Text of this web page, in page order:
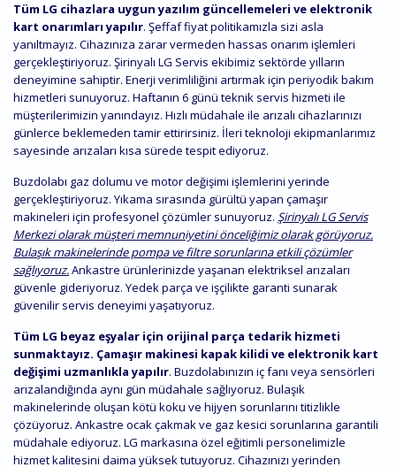
Tüm LG cihazlara uygun yazılım güncellemeleri ve elektronik
kart onarımları yapılır. Şeffaf fiyat politikamızla sizi asla
yanıltmayız. Cihazınıza zarar vermeden hassas onarım işlemleri
gerçekleştiriyoruz. Şirinyalı LG Servis ekibimiz sektörde yılların
deneyimine sahiptir. Enerji verimliliğini artırmak için periyodik bakım
hizmetleri sunuyoruz. Haftanın 6 günü teknik servis hizmeti ile
müşterilerimizin yanındayız. Hızlı müdahale ile arızalı cihazlarınızı
günlerce beklemeden tamir ettirirsiniz. İleri teknoloji ekipmanlarımız
sayesinde arızaları kısa sürede tespit ediyoruz.
Buzdolabı gaz dolumu ve motor değişimi işlemlerini yerinde
gerçekleştiriyoruz. Yıkama sırasında gürültü yapan çamaşır
makineleri için profesyonel çözümler sunuyoruz. Şirinyalı LG Servis
Merkezi olarak müşteri memnuniyetini önceliğimiz olarak görüyoruz.
Bulaşık makinelerinde pompa ve filtre sorunlarına etkili çözümler
sağlıyoruz.Ankastre ürünlerinizde yaşanan elektriksel arızaları
güvenle gideriyoruz. Yedek parça ve işçilikte garanti sunarak
güvenilir servis deneyimi yaşatıyoruz.
Tüm LG beyaz eşyalar için orijinal parça tedarik hizmeti
sunmaktayız. Çamaşır makinesi kapak kilidi ve elektronik kart
değişimi uzmanlıkla yapılır. Buzdolabınızın iç fanı veya sensörleri
arızalandığında aynı gün müdahale sağlıyoruz. Bulaşık
makinelerinde oluşan kötü koku ve hijyen sorunlarını titizlikle
çözüyoruz. Ankastre ocak çakmak ve gaz kesici sorunlarına garantili
müdahale ediyoruz. LG markasına özel eğitimli personelimizle
hizmet kalitesini daima yüksek tutuyoruz. Cihazınızı yerinden